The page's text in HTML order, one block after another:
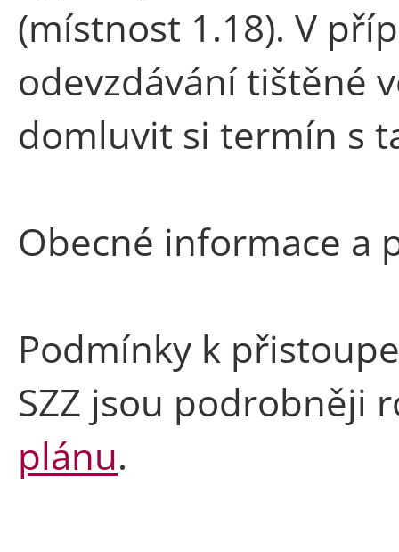
(místnost 1.18). V
odevzdávání tištěné
domluvit si termín s
Obecné informace a
Podmínky k
SZZ jsou podrobněji
plánu.